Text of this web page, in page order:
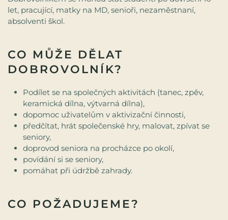
let, pracující, matky na MD, senioři, nezaměstnaní,
absolventi škol.
CO MŮŽE DĚLAT
DOBROVOLNÍK?
Podílet se na společných aktivitách (tanec, zpěv,
keramická dílna, výtvarná dílna),
dopomoc uživatelům v aktivizační činnosti,
předčítat, hrát společenské hry, malovat, zpívat se
seniory,
doprovod seniora na procházce po okolí,
povídání si se seniory,
pomáhat při údržbě zahrady.
CO POŽADUJEME?